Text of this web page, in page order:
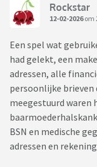
Rockstar
12-02-2026om
Een spel wat
had gelekt, een
adressen, alle
persoonlijke brieven
meegestuurd waren
BSN en medische
adressen en